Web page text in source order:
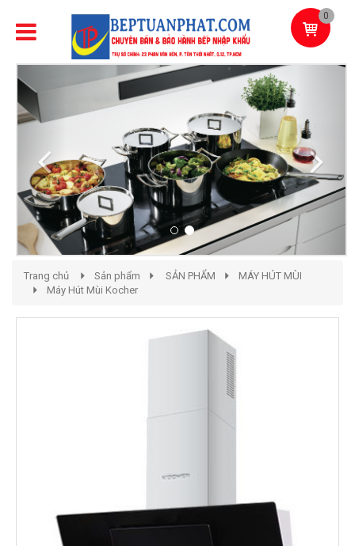
0
Previous
Trang chủ Sản phẩm SẢN PHẨM
MÁY HÚT MÙI
Máy Hút Mùi Kocher